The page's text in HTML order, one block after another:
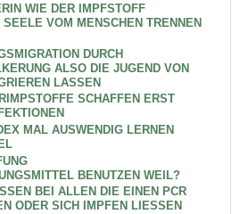
WIE DER IMPFSTOFF
VOM MENSCHEN TRENNEN
DURCH
ALSO DIE JUGEND VON
LASSEN
SCHAFFEN ERST
MAL AUSWENDIG LERNEN
BENUTZEN WEIL?
BEI ALLEN DIE EINEN PCR
ODER SICH IMPFEN LIESSEN